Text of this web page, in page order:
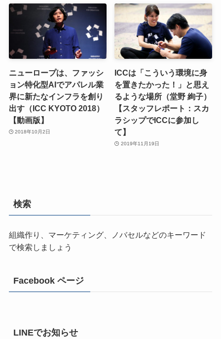
ニューロープは、ファッシ
ョン特化型AIでアパレル業
界に新たなインフラを創り
出す（ICC KYOTO 2018）
【動画版】
2018年10月2日
ICCは「こういう環境に身
を置きたかった！」と思え
るような場所（堂野 絢子）
【スタッフレポート：スカ
ラシップでICCに参加し
て】
2019年11月19日
検索
組織作り、マーケティング、ノバセルなどのキーワード
で検索しましょう
Facebook ページ
LINEでお知らせ